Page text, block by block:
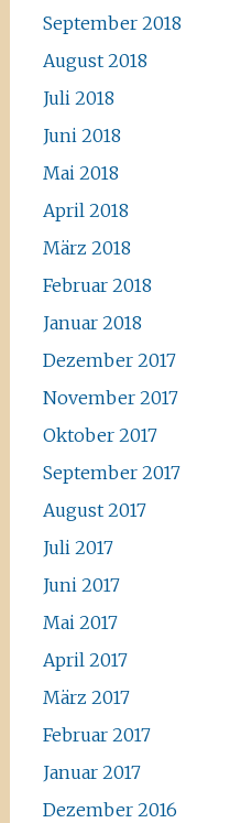
September 2018
August 2018
Juli 2018
Juni 2018
Mai 2018
April 2018
März 2018
Februar 2018
Januar 2018
Dezember 2017
November 2017
Oktober 2017
September 2017
August 2017
Juli 2017
Juni 2017
Mai 2017
April 2017
März 2017
Februar 2017
Januar 2017
Dezember 2016